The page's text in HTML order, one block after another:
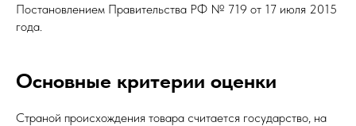
Постановлением Правительства РФ № 719 от 17 июля 2015
года.​
Основные критерии оценки
Страной происхождения товара считается государство, на